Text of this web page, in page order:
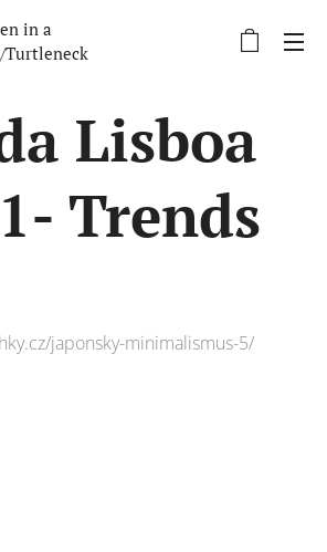
in a
Turtleneck
Lisboa
Trends
japonsky-minimalismus-5/